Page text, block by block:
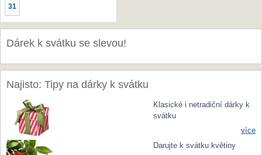
31
Dárek k svátku se slevou!
Najisto: Tipy na dárky k svátku
Klasické i netradiční dárky k
svátku
více
Darujte k svátku květiny